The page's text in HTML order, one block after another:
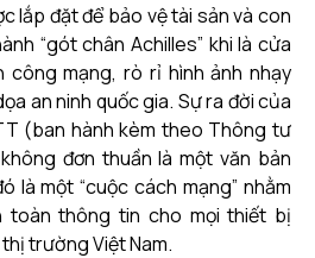
lắp đặt để bảo vệ tài sản và con
“gót chân Achilles” khi là cửa
mạng, rò rỉ hình ảnh nhạy
an ninh quốc gia. Sự ra đời của
(ban hành kèm theo Thông tư
đơn thuần là một văn bản
là một “cuộc cách mạng” nhằm
thông tin cho mọi thiết bị
trường Việt Nam.